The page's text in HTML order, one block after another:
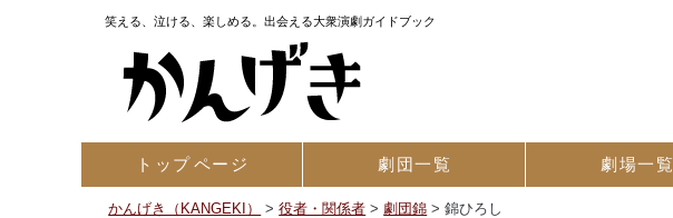
笑える、泣ける、楽しめる。出会える大衆演劇ガイドブック
トップページ 劇団一覧 劇場一覧
かんげき（KANGEKI） >役者・関係者 >劇団錦 >錦ひろし